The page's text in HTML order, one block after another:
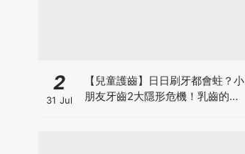
2
31 Jul
【兒童護齒】日日刷牙都會蛀？小
朋友牙齒2大隱形危機！乳齒的琺